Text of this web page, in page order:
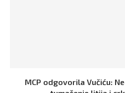
MCP odgovorila Vučiću: